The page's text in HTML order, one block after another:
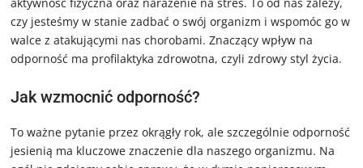
czy jesteśmy w stanie zadbać o swój organizm i wspomóc go w
walce z atakującymi nas chorobami. Znaczący wpływ na
odporność ma profilaktyka zdrowotna, czyli zdrowy styl życia.
Jak wzmocnić odporność?
To ważne pytanie przez okrągły rok, ale szczególnie odporność
jesienią ma kluczowe znaczenie dla naszego organizmu. Na